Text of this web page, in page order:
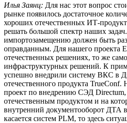
Илья Заянц: Для нас этот вопрос
рынке появилось достаточное
хороших отечественных ИТ-
решать большой спектр наших
импортозамещению должен быть
оправданным. Для нашего проекта
отечественных решениях, то же
инфраструктурных решений. К
успешно внедрили систему ВКС в
отечественного продукта TrueConf.
проект по внедрению СЭД Directum,
отечественным продуктом и на
внутренний документооборот ДТА
касается систем PLM, то здесь